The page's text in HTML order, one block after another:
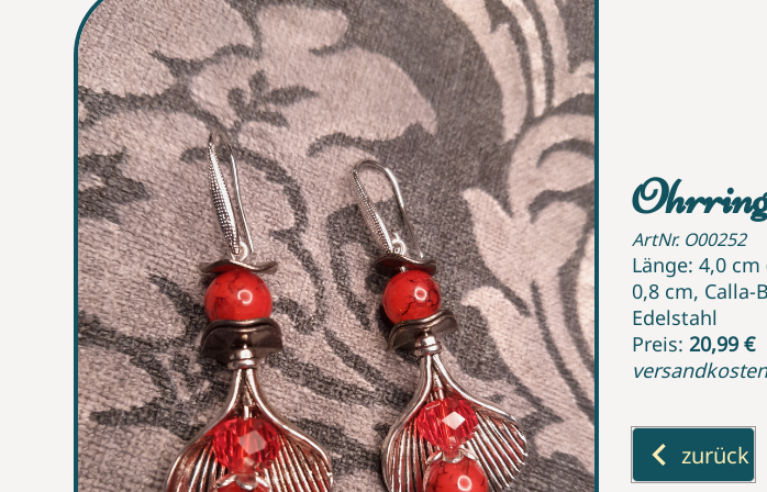
ArtNr. O00252
Länge: 4,0
0,8 cm, Calla-
Edelstahl
Preis:20,99 €
keyboard_arrow_leftzurück